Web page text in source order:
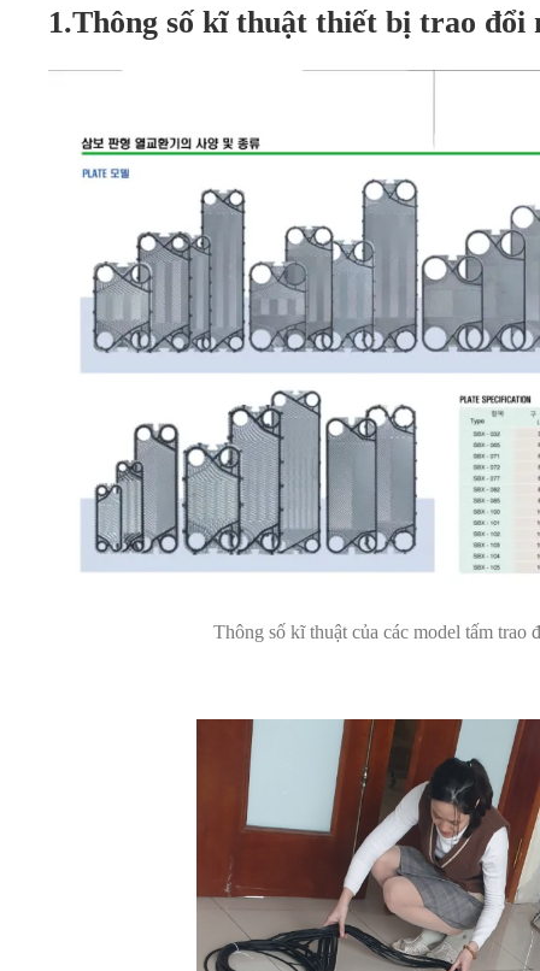
1.Thông số kĩ thuật thiết bị trao đổi
Thông số kĩ thuật của các model tấm trao